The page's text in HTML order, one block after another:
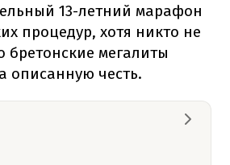
13-летний марафон
процедур, хотя никто не
бретонские мегалиты
описанную честь.